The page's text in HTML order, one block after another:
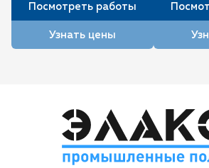
Посмотреть работы
Узнать цены